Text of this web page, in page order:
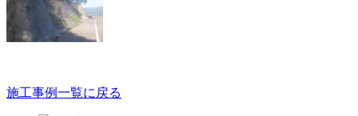
施工事例一覧に戻る